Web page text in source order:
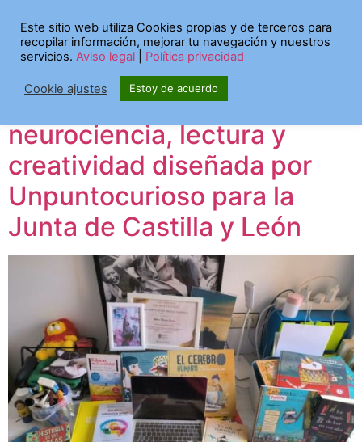
Etiqueta:salamanca
EL CEREBRO LECTOR: una
guía online sobre
neurociencia, lectura y
creatividad diseñada por
Unpuntocurioso para la
Junta de Castilla y León
Este sitio web utiliza Cookies propias y de terceros para
recopilar información, mejorar tu navegación y nuestros
servicios. Aviso legal Política privacidad
Cookie ajustes Estoy de acuerdo